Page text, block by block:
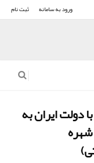
ورود به سامانه ثبت نام
دولت ایران به
شهره